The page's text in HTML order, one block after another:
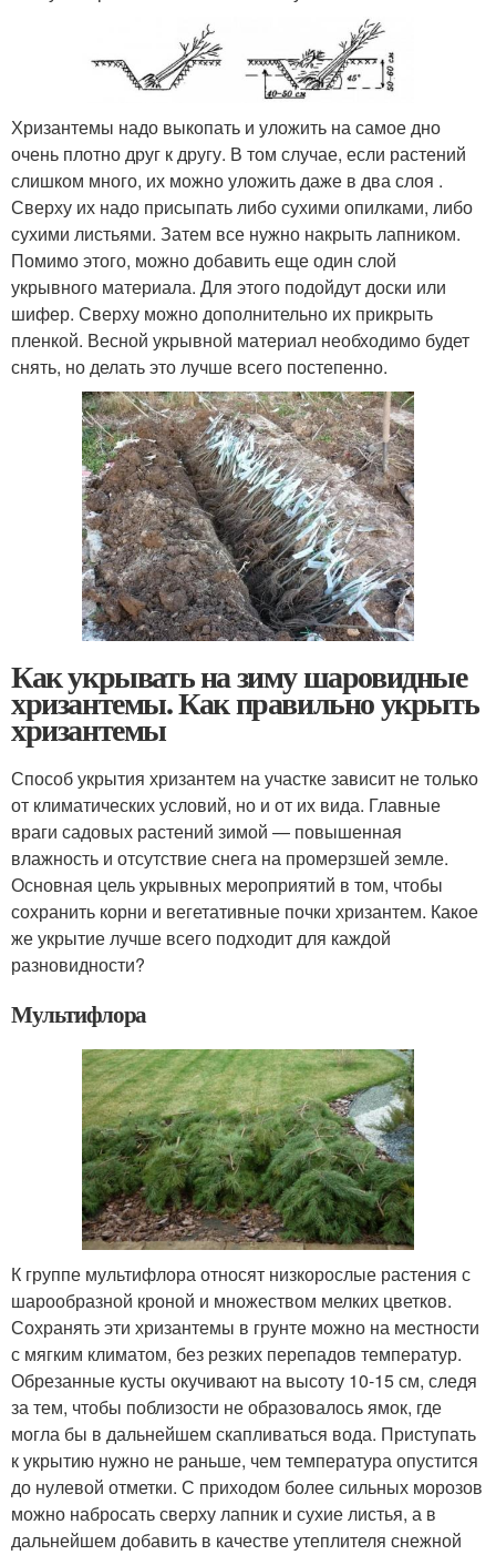
Хризантемы надо выкопать и уложить на самое дно
очень плотно друг к другу. В том случае, если растений
слишком много, их можно уложить даже в два слоя .
Сверху их надо присыпать либо сухими опилками, либо
сухими листьями. Затем все нужно накрыть лапником.
Помимо этого, можно добавить еще один слой
укрывного материала. Для этого подойдут доски или
шифер. Сверху можно дополнительно их прикрыть
пленкой. Весной укрывной материал необходимо будет
снять, но делать это лучше всего постепенно.
Как укрывать на зиму шаровидные
хризантемы. Как правильно укрыть
хризантемы
Способ укрытия хризантем на участке зависит не только
от климатических условий, но и от их вида. Главные
враги садовых растений зимой — повышенная
влажность и отсутствие снега на промерзшей земле.
Основная цель укрывных мероприятий в том, чтобы
сохранить корни и вегетативные почки хризантем. Какое
же укрытие лучше всего подходит для каждой
разновидности?
Мультифлора
К группе мультифлора относят низкорослые растения с
шарообразной кроной и множеством мелких цветков.
Сохранять эти хризантемы в грунте можно на местности
с мягким климатом, без резких перепадов температур.
Обрезанные кусты окучивают на высоту 10-15 см, следя
за тем, чтобы поблизости не образовалось ямок, где
могла бы в дальнейшем скапливаться вода. Приступать
к укрытию нужно не раньше, чем температура опустится
до нулевой отметки. С приходом более сильных морозов
можно набросать сверху лапник и сухие листья, а в
дальнейшем добавить в качестве утеплителя снежной